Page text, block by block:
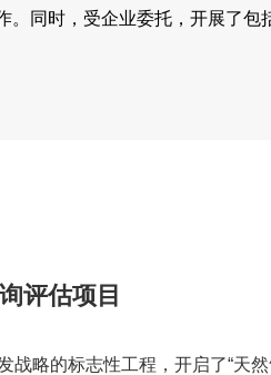
同时，受企业委托，开展了包
评估项目
战略的标志性工程，开启了“天